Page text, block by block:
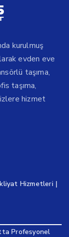
kurulmuş
evden eve
taşıma,
taşıma,
hizmet
Hizmetleri |
Profesyonel